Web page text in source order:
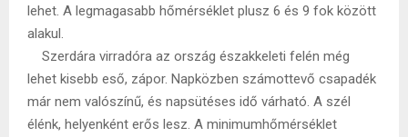
lehet. A legmagasabb hőmérséklet plusz 6 és 9 fok között
alakul.
Szerdára virradóra az ország északkeleti felén még
lehet kisebb eső, zápor. Napközben számottevő csapadék
már nem valószínű, és napsütéses idő várható. A szél
élénk, helyenként erős lesz. A minimumhőmérséklet